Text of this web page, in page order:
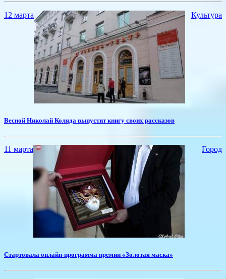
12 марта Культура
Весной ​Николай Коляда выпустит книгу своих рассказов
11 марта Город
​Стартовала онлайн-программа премии «Золотая маска»